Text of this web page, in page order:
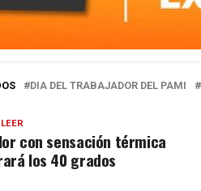
DIA DEL TRABAJADOR DEL PAMI
con sensación térmica
los 40 grados